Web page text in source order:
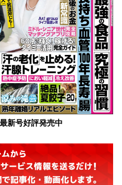
新号好評発売中